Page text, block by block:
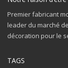
Premier fabricant
leader du marché
décoration pour le
TAGS